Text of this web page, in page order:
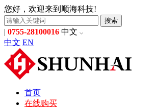
您好，欢迎来到顺海科技!
搜索
| 0755-28100016 中文
中文 EN
首页
在线购买